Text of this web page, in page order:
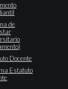
de
Docente
Estatuto